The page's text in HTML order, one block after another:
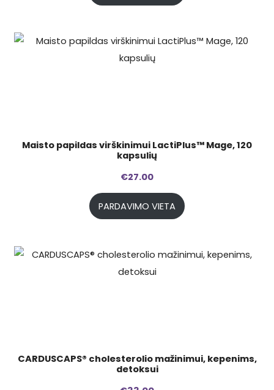
Maisto papildas virškinimui LactiPlus™ Mage, 120
kapsulių
€27.00
PARDAVIMO VIETA
CARDUSCAPS® cholesterolio mažinimui, kepenims,
detoksui